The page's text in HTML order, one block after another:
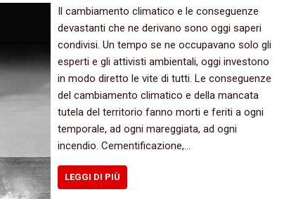
Il cambiamento climatico e le conseguenze
devastanti che ne derivano sono oggi saperi
condivisi. Un tempo se ne occupavano solo gli
esperti e gli attivisti ambientali, oggi investono
in modo diretto le vite di tutti. Le conseguenze
del cambiamento climatico e della mancata
tutela del territorio fanno morti e feriti a ogni
temporale, ad ogni mareggiata, ad ogni
incendio. Cementificazione,…
LEGGI DI PIÙ